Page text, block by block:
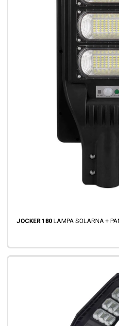
JOCKER 180 LAMPA SOLARNA +